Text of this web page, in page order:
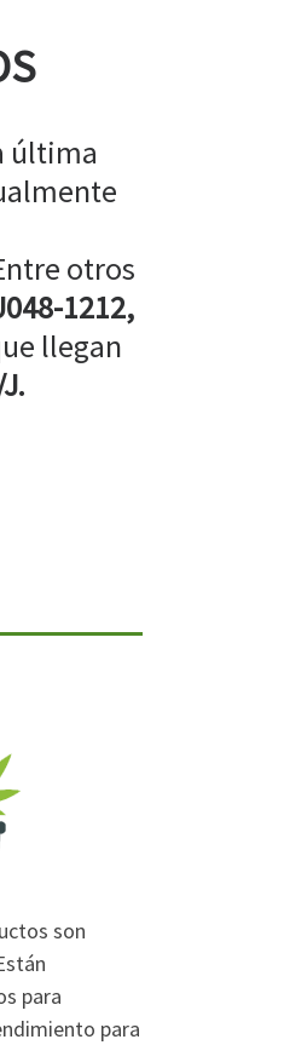
última
otros
1212,
llegan
son
para
para